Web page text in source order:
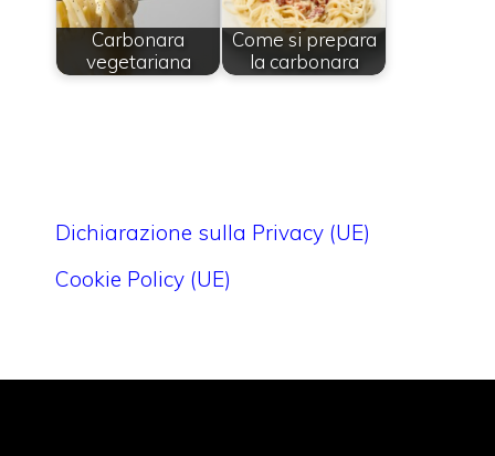
Carbonara
vegetariana
Come si prepara
la carbonara
Dichiarazione sulla Privacy (UE)
Cookie Policy (UE)